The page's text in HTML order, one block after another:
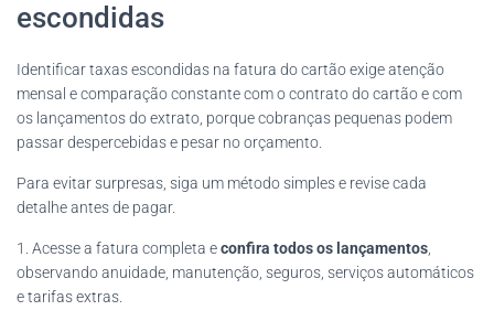
escondidas
Identificar taxas escondidas na fatura do cartão exige atenção
mensal e comparação constante com o contrato do cartão e com
os lançamentos do extrato, porque cobranças pequenas podem
passar despercebidas e pesar no orçamento.
Para evitar surpresas, siga um método simples e revise cada
detalhe antes de pagar.
1. Acesse a fatura completa econfira todos os lançamentos
observando anuidade, manutenção, seguros, serviços automáticos
e tarifas extras.